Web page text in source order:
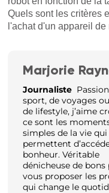
Quels sont les critères
l'achat d'un appareil
Marjorie
Journaliste
sport, de voyages
de lifestyle, j’aime
ce sont les
simples de la vie qui
permettent
bonheur. Véritable
dénicheuse de
vous proposer les
qui change le